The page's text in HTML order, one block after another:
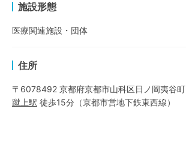
施設形態
医療関連施設・団体
住所
〒6078492 京都府京都市山科区日ノ岡夷谷町
蹴上駅 徒歩15分 （京都市営地下鉄東西線）